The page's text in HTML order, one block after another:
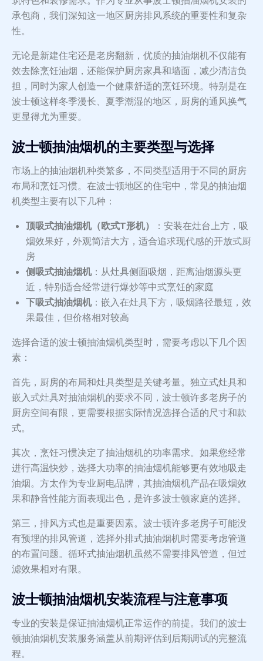
承包商，我们深知这一地区厨房排风系统的重要性和复杂
性。
无论是新建住宅还是老房翻新，优质的抽油烟机不仅能有
效去除烹饪油烟，还能保护厨房家具和墙面，减少清洁负
担，同时为家人创造一个健康舒适的烹饪环境。特别是在
波士顿这样冬季漫长、夏季潮湿的地区，厨房的通风换气
更显得尤为重要。
波士顿抽油烟机的主要类型与选择
市场上的抽油烟机种类繁多，不同类型适用于不同的厨房
布局和烹饪习惯。在波士顿地区的住宅中，常见的抽油烟
机类型主要有以下几种：
顶吸式抽油烟机（欧式T形机）
：安装在灶台上方，吸
烟效果好，外观简洁大方，适合追求现代感的开放式厨
房
侧吸式抽油烟机 ：从灶具侧面吸烟，距离油烟源头更
近，特别适合经常进行爆炒等中式烹饪的家庭
下吸式抽油烟机 ：嵌入在灶具下方，吸烟路径最短，效
果最佳，但价格相对较高
选择合适的波士顿抽油烟机类型时，需要考虑以下几个因
素：
首先，厨房的布局和灶具类型是关键考量。独立式灶具和
嵌入式灶具对抽油烟机的要求不同，波士顿许多老房子的
厨房空间有限，更需要根据实际情况选择合适的尺寸和款
式。
其次，烹饪习惯决定了抽油烟机的功率需求。如果您经常
进行高温快炒，选择大功率的抽油烟机能够更有效地吸走
油烟。方太作为专业厨电品牌，其抽油烟机产品在吸烟效
果和静音性能方面表现出色，是许多波士顿家庭的选择。
第三，排风方式也是重要因素。波士顿许多老房子可能没
有预埋的排风管道，选择外排式抽油烟机时需要考虑管道
的布置问题。循环式抽油烟机虽然不需要排风管道，但过
滤效果相对有限。
波士顿抽油烟机安装流程与注意事项
专业的安装是保证抽油烟机正常运作的前提。我们的波士
顿抽油烟机安装服务涵盖从前期评估到后期调试的完整流
程。